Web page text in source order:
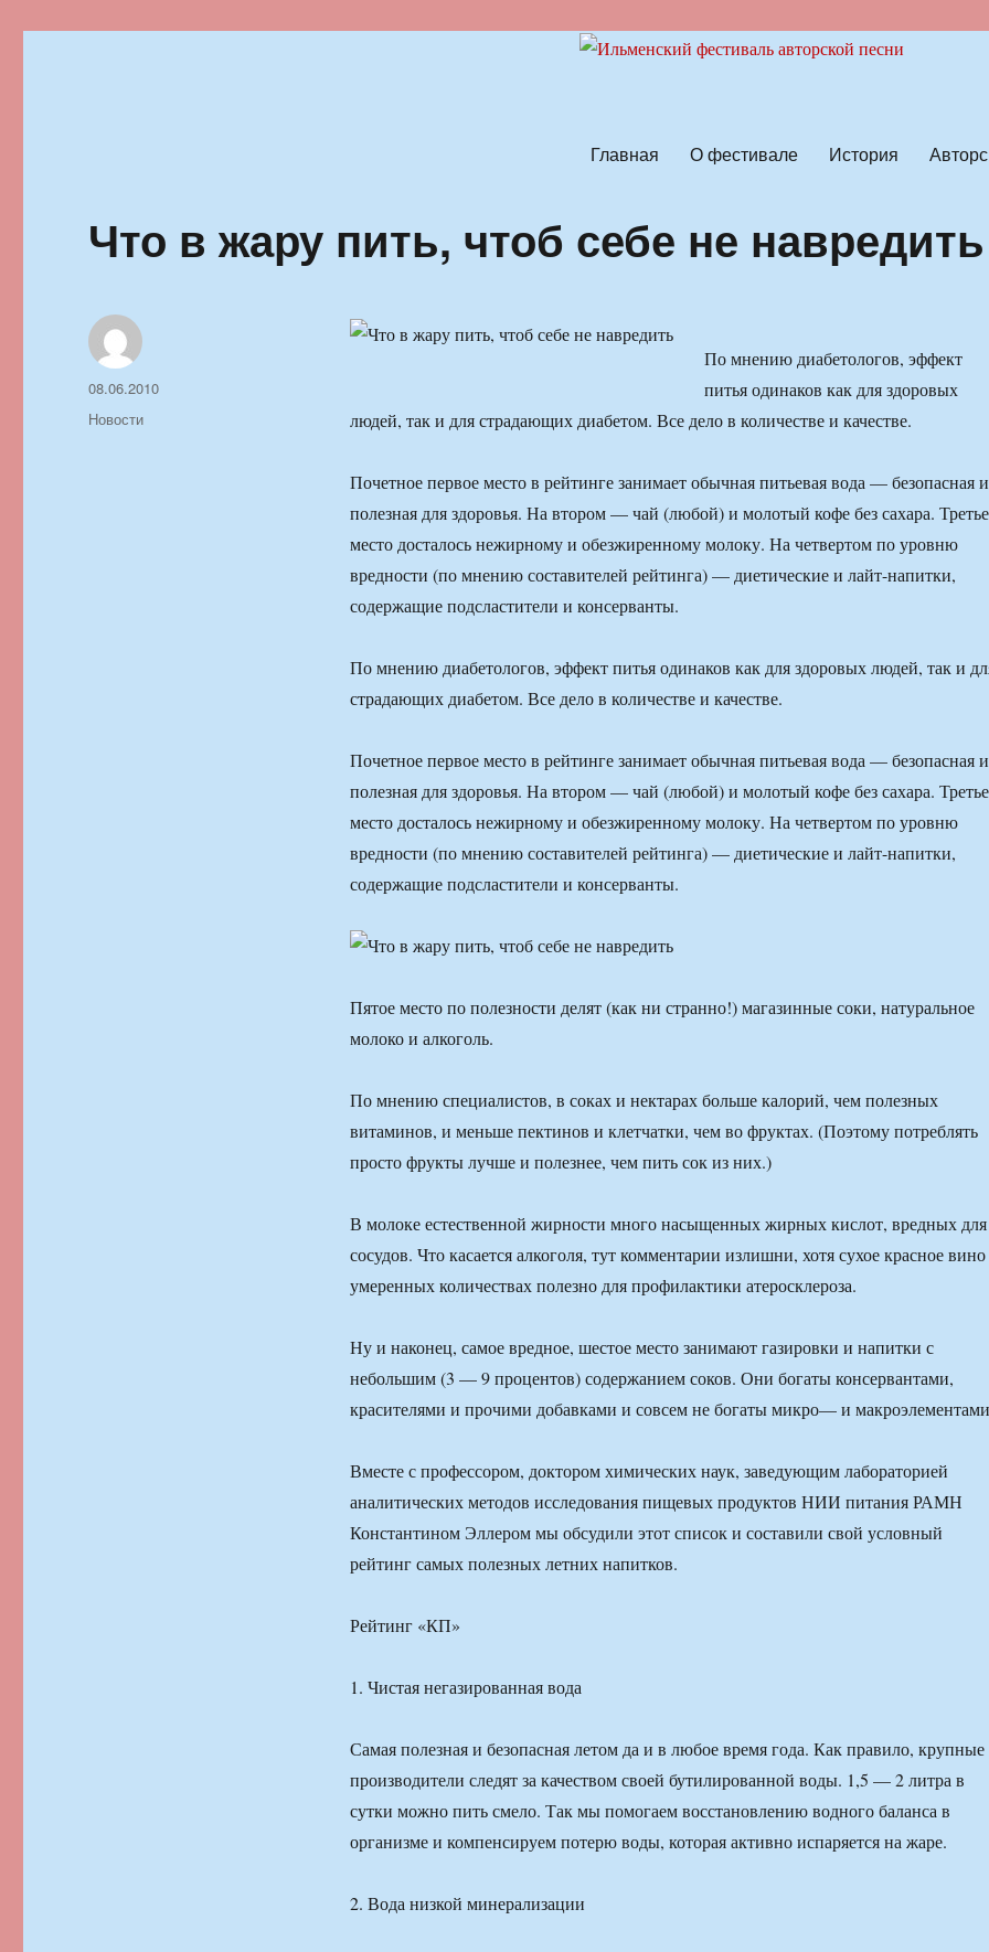
Главная О фестивале История
Что в жару пить, чтоб себе не навредить
По мнению диабетологов, эффект
питья одинаков как для здоровых
людей, так и для страдающих диабетом. Все дело в количестве и качестве.
Почетное первое место в рейтинге занимает обычная питьевая вода — безопасная и
полезная для здоровья. На втором — чай (любой) и молотый кофе без сахара. Третье
место досталось нежирному и обезжиренному молоку. На четвертом по уровню
вредности (по мнению составителей рейтинга) — диетические и лайт-напитки,
содержащие подсластители и консерванты.
По мнению диабетологов, эффект питья одинаков как для здоровых людей, так и
страдающих диабетом. Все дело в количестве и качестве.
Почетное первое место в рейтинге занимает обычная питьевая вода — безопасная и
полезная для здоровья. На втором — чай (любой) и молотый кофе без сахара. Третье
место досталось нежирному и обезжиренному молоку. На четвертом по уровню
вредности (по мнению составителей рейтинга) — диетические и лайт-напитки,
содержащие подсластители и консерванты.
Пятое место по полезности делят (как ни странно!) магазинные соки, натуральное
молоко и алкоголь.
По мнению специалистов, в соках и нектарах больше калорий, чем полезных
витаминов, и меньше пектинов и клетчатки, чем во фруктах. (Поэтому потреблять
просто фрукты лучше и полезнее, чем пить сок из них.)
В молоке естественной жирности много насыщенных жирных кислот, вредных для
сосудов. Что касается алкоголя, тут комментарии излишни, хотя сухое красное
умеренных количествах полезно для профилактики атеросклероза.
Ну и наконец, самое вредное, шестое место занимают газировки и напитки с
небольшим (3 — 9 процентов) содержанием соков. Они богаты консервантами,
красителями и прочими добавками и совсем не богаты микро— и
Вместе с профессором, доктором химических наук, заведующим лабораторией
аналитических методов исследования пищевых продуктов НИИ питания РАМН
Константином Эллером мы обсудили этот список и составили свой условный
рейтинг самых полезных летних напитков.
Рейтинг «КП»
1. Чистая негазированная вода
Самая полезная и безопасная летом да и в любое время года. Как правило, крупные
производители следят за качеством своей бутилированной воды. 1,5 — 2 литра в
сутки можно пить смело. Так мы помогаем восстановлению водного баланса в
организме и компенсируем потерю воды, которая активно испаряется на жаре.
2. Вода низкой минерализации
Автор
Опубликовано
08.06.2010
Рубрики
Новости